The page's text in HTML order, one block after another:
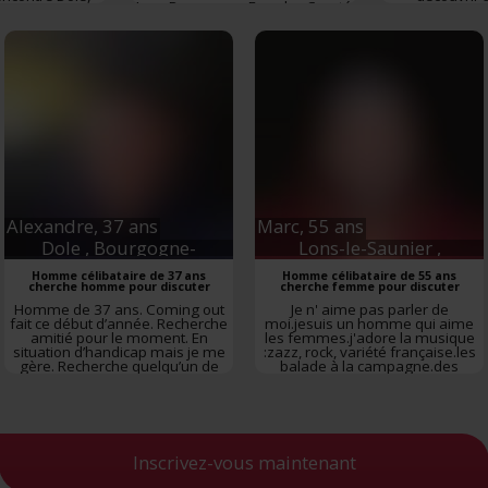
Comté Jura Bourgogne-Franche-Comté mesdames
Alexandre, 37 ans
Dole , Bourgogne-
Franche-Comté
Homme célibataire de 37 ans
cherche homme pour discuter
Homme de 37 ans. Coming out
fait ce début d’année. Recherche
amitié pour le moment. En
situation d’handicap mais je me
gère. Recherche quelqu’un de
tolèrent mais surtout de patient.
Marc, 55 ans
Lons-le-Saunier ,
Bourgogne-Franche-
Comté
Homme célibataire de 55 ans
cherche femme pour discuter
Je n' aime pas parler de
moi.jesuis un homme qui aime
les femmes.j'adore la musique
:zazz, rock, variété française.les
balade à la campagne.des
choses simples,se marrer aussi,
Inscrivez-vous maintenant